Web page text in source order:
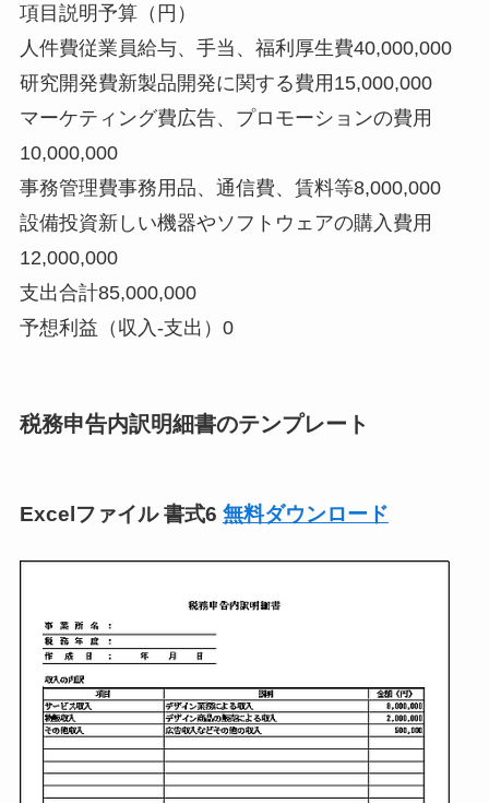
項目説明予算（円）
人件費従業員給与、手当、福利厚生費40,000,000
研究開発費新製品開発に関する費用15,000,000
マーケティング費広告、プロモーションの費用
10,000,000
事務管理費事務用品、通信費、賃料等8,000,000
設備投資新しい機器やソフトウェアの購入費用
12,000,000
支出合計85,000,000
予想利益（収入-支出）0
税務申告内訳明細書のテンプレート
Excelファイル 書式6 無料ダウンロード